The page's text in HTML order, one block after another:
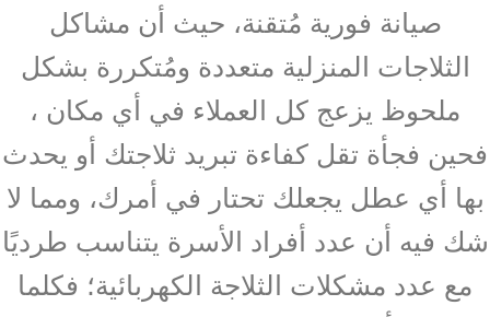
صيانة فورية مُتقنة، حيث أن مشاكل
الثلاجات المنزلية متعددة ومُتكررة بشكل
ملحوظ يزعج كل العملاء في أي مكان ،
فحين فجأة تقل كفاءة تبريد ثلاجتك أو يحدث
بها أي عطل يجعلك تحتار في أمرك، ومما لا
شك فيه أن عدد أفراد الأسرة يتناسب طرديًا
مع عدد مشكلات الثلاجة الكهربائية؛ فكلما